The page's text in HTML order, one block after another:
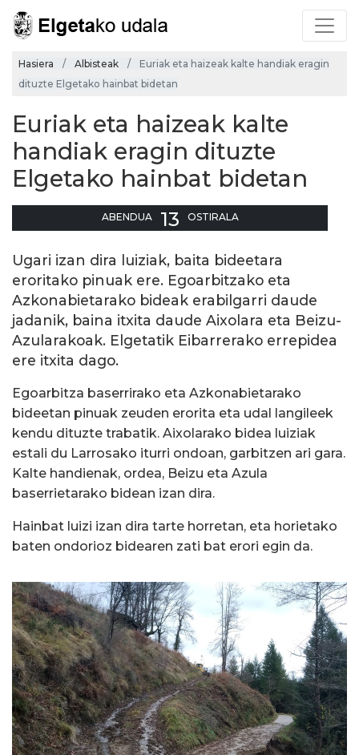
Hasiera Albisteak
Euriak eta haizeak kalte handiak eragin
dituzte Elgetako hainbat bidetan
Euriak eta haizeak kalte
handiak eragin dituzte
Elgetako hainbat bidetan
ABENDUA 13 OSTIRALA
Ugari izan dira luiziak, baita bideetara
eroritako pinuak ere. Egoarbitzako eta
Azkonabietarako bideak erabilgarri daude
jadanik, baina itxita daude Aixolara eta Beizu-
Azularakoak. Elgetatik Eibarrerako errepidea
ere itxita dago.
Egoarbitza baserrirako eta Azkonabietarako
bideetan pinuak zeuden erorita eta udal langileek
kendu dituzte trabatik. Aixolarako bidea luiziak
estali du Larrosako iturri ondoan, garbitzen ari gara.
Kalte handienak, ordea, Beizu eta Azula
baserrietarako bidean izan dira.
Hainbat luizi izan dira tarte horretan, eta horietako
baten ondorioz bidearen zati bat erori egin da.